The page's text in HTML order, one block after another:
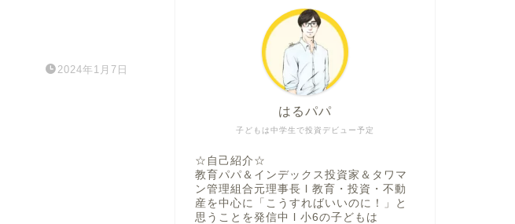
2024年1月7日
子どもは中学生で投資デビュー予定
はるパパ
☆自己紹介☆
教育パパ＆インデックス投資家＆タワマ
ン管理組合元理事長 l 教育・投資・不動
産を中心に「こうすればいいのに！」と
思うことを発信中 l 小6の子どもは